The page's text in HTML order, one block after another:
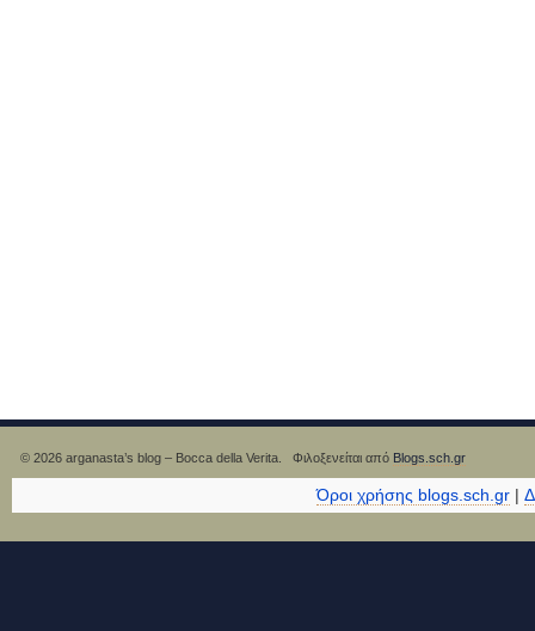
© 2026 arganasta’s blog – Bocca della Verita. Φιλοξενείται από Blogs.sch.gr
Όροι χρήσης blogs.sch.gr |